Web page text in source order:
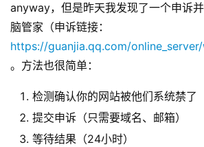
anyway，但是昨天我发现了一个申诉
脑管家（申诉链接：
https://guanjia.qq.com/
。方法也很简单：
检测确认你的网站被他们系统禁了
提交申诉（只需要域名、邮箱）
等待结果（24小时）